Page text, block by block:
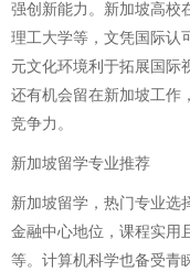
强创新能力。新加坡高校
理工大学等，文凭国际认
元文化环境利于拓展国际
还有机会留在新加坡工作
竞争力。
新加坡留学专业推荐
新加坡留学，热门专业选
金融中心地位，课程实用
等。计算机科学也备受青